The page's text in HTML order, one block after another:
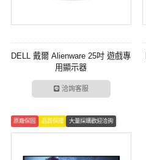
DELL 戴爾 Alienware 25吋 遊戲專
用顯示器
洽詢客服
原廠保固 品質保證 大量採購歡迎洽詢